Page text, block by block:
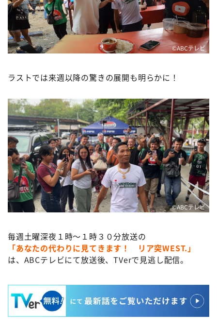
©️ABCテレビ
ラストでは来週以降の驚きの展開も明らかに！
©️ABCテレビ
毎週土曜深夜１時～１時３０分放送の
「あなたの代わりに見てきます！ リア突WEST.」
は、ABCテレビにて放送後、TVerで見逃し配信。